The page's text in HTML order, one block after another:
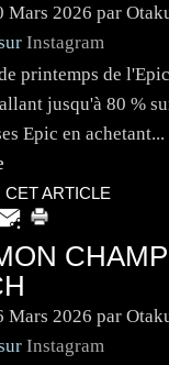
Mars 2026 par
Instagram
printemps de
jusqu'à 80 %
Epic en achetant...
CET ARTICLE
Mars 2026 par
Instagram